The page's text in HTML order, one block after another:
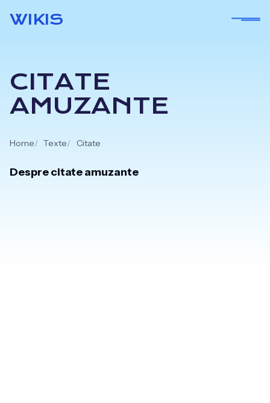
WIKIS
CITATE
AMUZANTE
Home Texte Citate
Despre citate amuzante